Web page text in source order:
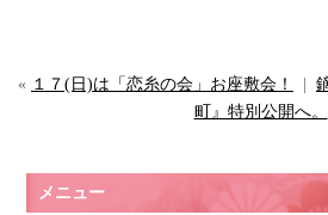
« １７(日)は「恋糸の会」お座敷会！
町』特別公開へ。
メニュー